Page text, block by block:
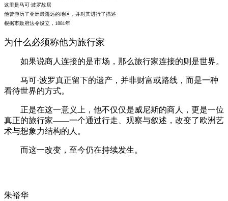
这里是马可·波罗故居
他曾游历了亚洲最遥远的地区，并对其进行了描述
根据市政府法令设立，1881年
为什么必须称他为旅行家
如果说商人连接的是市场，那么旅行家连接的则是世界。
马可·波罗真正留下的遗产，并非财富或路线，而是一种
看待世界的方式。
正是在这一意义上，他不仅仅是威尼斯的商人，更是一位
真正的旅行家——一个通过行走、观察与叙述，改变了欧洲艺
术与想象力结构的人。
而这一改变，至今仍在持续发生。
朱裕华